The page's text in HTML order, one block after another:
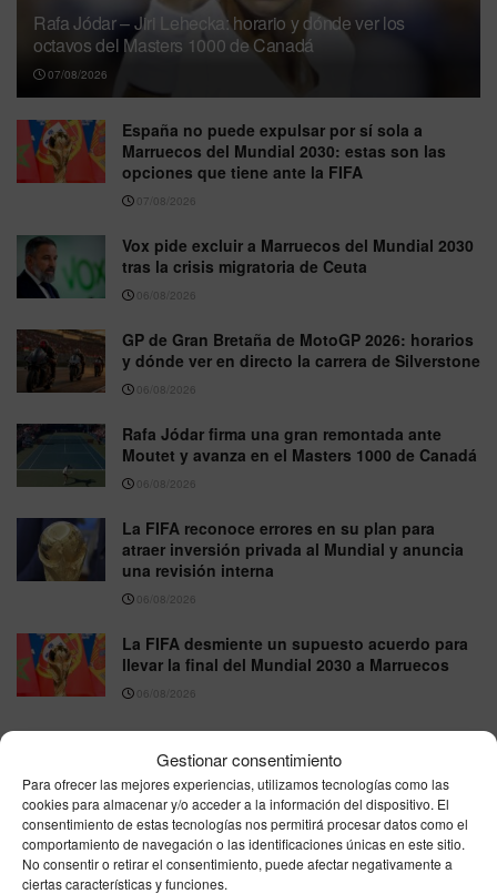
Gestionar consentimiento
Para ofrecer las mejores experiencias, utilizamos tecnologías como las
cookies para almacenar y/o acceder a la información del dispositivo. El
consentimiento de estas tecnologías nos permitirá procesar datos como el
comportamiento de navegación o las identificaciones únicas en este sitio.
No consentir o retirar el consentimiento, puede afectar negativamente a
ciertas características y funciones.
Rafa Jódar – Jiri Lehecka: horario y dónde ver los
octavos del Masters 1000 de Canadá
07/08/2026
España no puede expulsar por sí sola a
Marruecos del Mundial 2030: estas son las
opciones que tiene ante la FIFA
07/08/2026
Vox pide excluir a Marruecos del Mundial 2030
tras la crisis migratoria de Ceuta
06/08/2026
GP de Gran Bretaña de MotoGP 2026: horarios
y dónde ver en directo la carrera de Silverstone
06/08/2026
Rafa Jódar firma una gran remontada ante
Moutet y avanza en el Masters 1000 de Canadá
06/08/2026
La FIFA reconoce errores en su plan para
atraer inversión privada al Mundial y anuncia
una revisión interna
06/08/2026
La FIFA desmiente un supuesto acuerdo para
llevar la final del Mundial 2030 a Marruecos
06/08/2026
VER MÁS
Última hora